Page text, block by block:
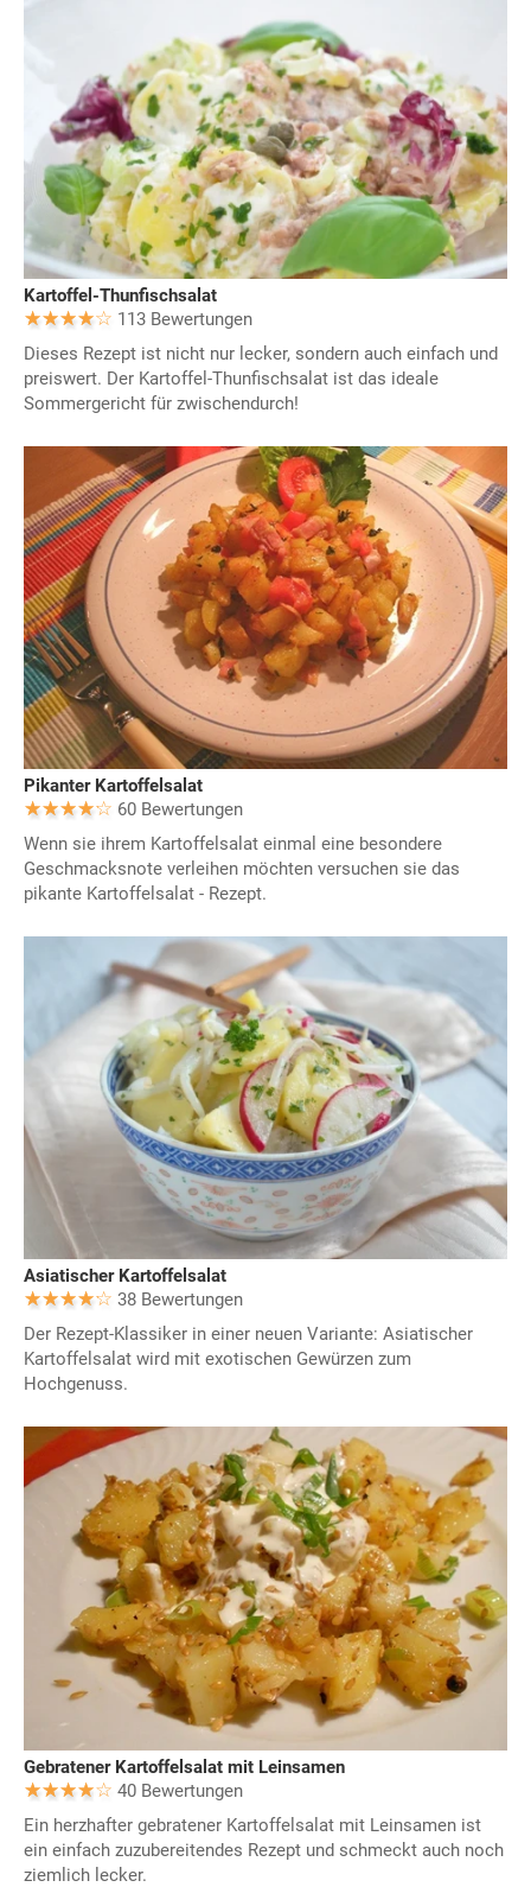
Kartoffel-Thunfischsalat
113 Bewertungen
Dieses Rezept ist nicht nur lecker, sondern auch einfach und
preiswert. Der Kartoffel-Thunfischsalat ist das ideale
Sommergericht für zwischendurch!
Pikanter Kartoffelsalat
60 Bewertungen
Wenn sie ihrem Kartoffelsalat einmal eine besondere
Geschmacksnote verleihen möchten versuchen sie das
pikante Kartoffelsalat - Rezept.
Asiatischer Kartoffelsalat
38 Bewertungen
Der Rezept-Klassiker in einer neuen Variante: Asiatischer
Kartoffelsalat wird mit exotischen Gewürzen zum
Hochgenuss.
Gebratener Kartoffelsalat mit Leinsamen
40 Bewertungen
Ein herzhafter gebratener Kartoffelsalat mit Leinsamen ist
ein einfach zuzubereitendes Rezept und schmeckt auch noch
ziemlich lecker.